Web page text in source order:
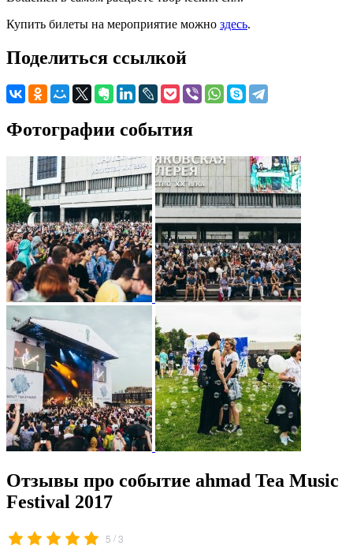
Купить билеты на мероприятие можно здесь.
Поделиться ссылкой
Фотографии события
Отзывы про событие ahmad Tea Music
Festival 2017
5 /3